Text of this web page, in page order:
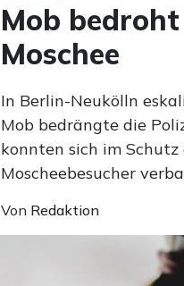
Mob
Moschee
In Berlin-Neukölln
Mob bedrängte die
konnten sich im
Moscheebesucher
Von Redaktion